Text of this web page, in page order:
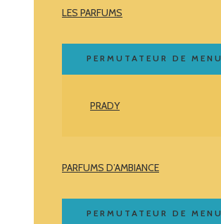
LES PARFUMS
PERMUTATEUR DE MENU
PRADY
PARFUMS D’AMBIANCE
PERMUTATEUR DE MENU